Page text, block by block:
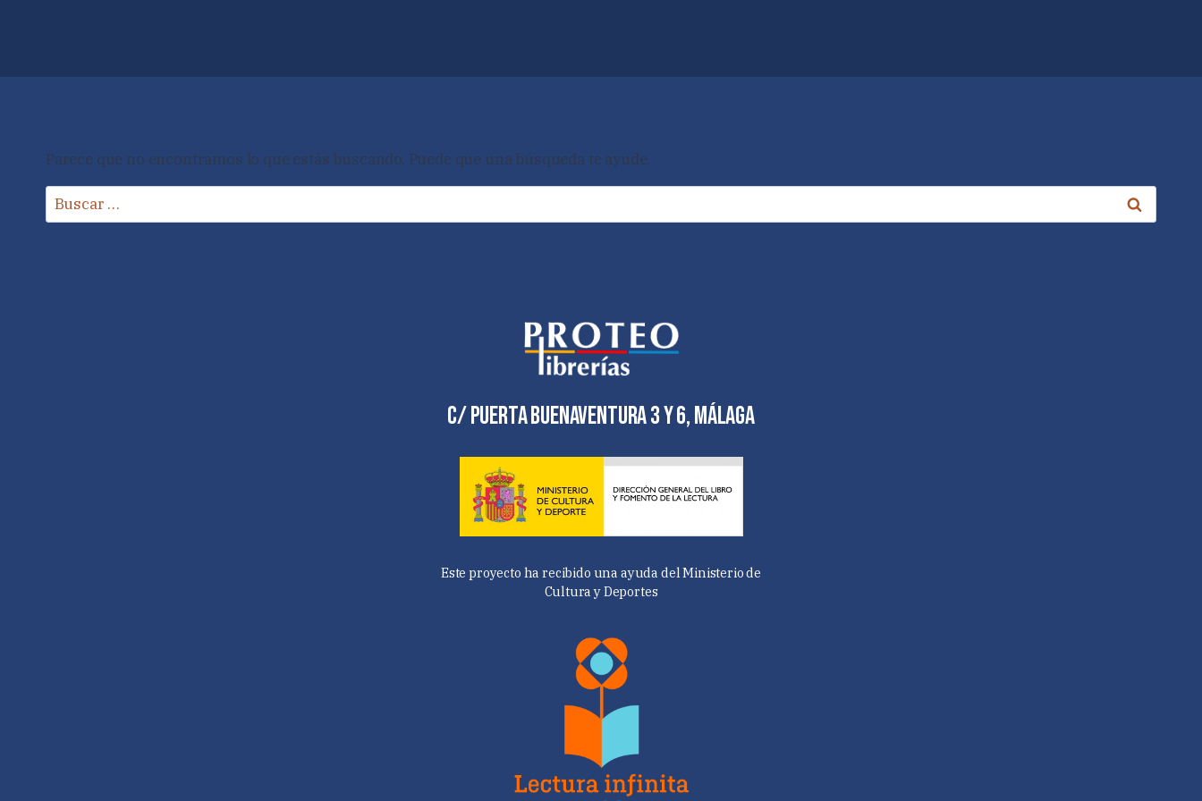
Parece que no encontramos lo que estás buscando. Puede que una búsqueda te ayude.
Buscar:
C/ Puerta Buenaventura 3 y 6, Málaga
Este proyecto ha recibido una ayuda del Ministerio de
Cultura y Deportes